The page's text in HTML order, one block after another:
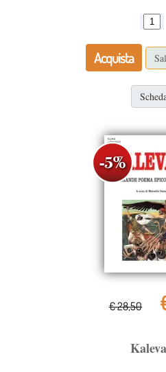
Acquista
€ 28,50